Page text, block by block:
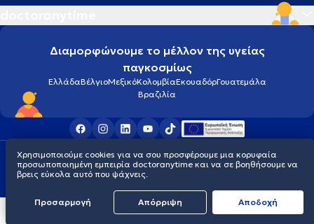
Διαμορφώνουμε το μέλλον της υγείας
παγκοσμίως
ΕλλάδαΒέλγιοΜεξικόΚολομβίαΕκουαδόρΓουατεμάλα
Βραζιλία
Οροι χρήσηςCookiesΠολιτική προστασίας προσωπικού απορρήτου
© 2026 doctoranytime
Χρησιμοποιούμε cookies για να σου προσφέρουμε μια κορυφαία
προσωποποιημένη εμπειρία doctoranytime και να σε βοηθήσουμε να
βρεις εύκολα αυτό που ψάχνεις.
Προσαρμογή Απόρριψη Aποδοχή